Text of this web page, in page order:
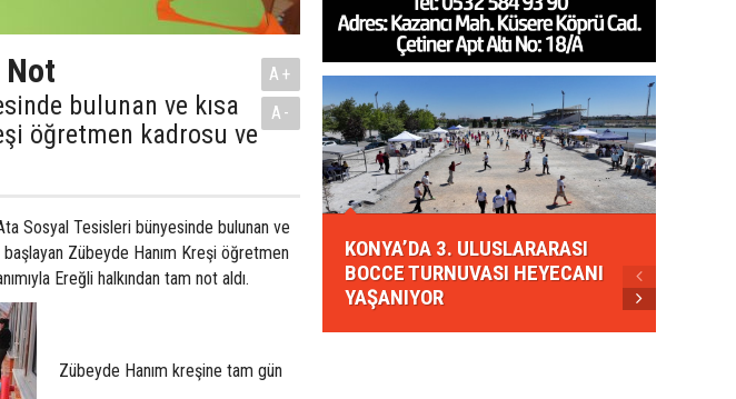
Not
bulunan ve kısa
öğretmen kadrosu ve
A+
A-
Sosyal Tesisleri bünyesinde bulunan ve
Zübeyde Hanım Kreşi öğretmen
Ereğli halkından tam not aldı.
Zübeyde Hanım kreşine tam gün
KONYA’DA 3. ULUSLARARASI
BOCCE TURNUVASI HEYECANI
YAŞANIYOR